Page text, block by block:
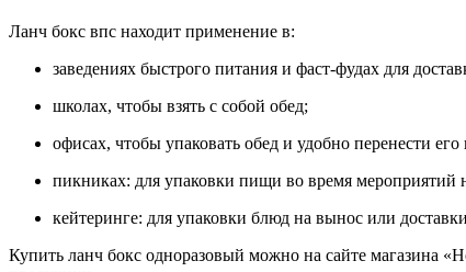
Ланч бокс впс находит применение в:
заведениях быстрого питания и фаст-фудах для
школах, чтобы взять с собой обед;
офисах, чтобы упаковать обед и удобно перенести его
пикниках: для упаковки пищи во время мероприятий
кейтеринге: для упаковки блюд на вынос или
Купить ланч бокс одноразовый можно на сайте магазина